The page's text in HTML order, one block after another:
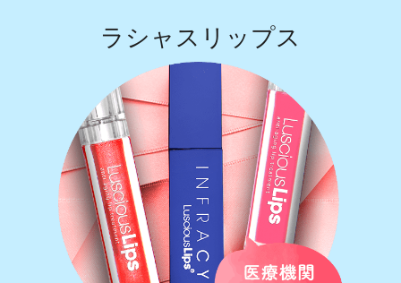
ラシャスリップス